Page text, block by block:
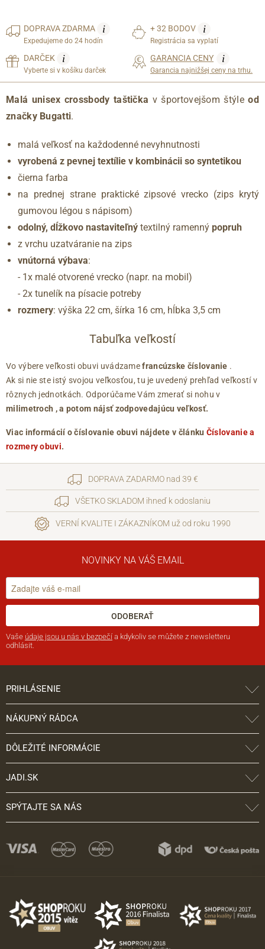
DOPRAVAZDARMA i
Expedujeme do 24 hodín
+ 32 BODOV i
Registrácia sa vyplatí
DARČEK i
Vyberte si v košíku darček
GARANCIA CENY i
Garancia najnižšej ceny na trhu.
Malá unisex crossbody taštička v športovejšom štýleod
značky Bugatti.
malá veľkosť na každodenné nevyhnutnosti
vyrobená z pevnej textílie v kombinácii so syntetikou
čierna farba
na prednej strane praktické zipsové vrecko (zips krytý
gumovou légou s nápisom)
odolný, dĺžkovo nastaviteľný textilný ramenný popruh
z vrchu uzatváranie na zips
vnútorná výbava:
- 1x malé otvorené vrecko (napr. na mobil)
- 2x tunelík na písacie potreby
rozmery: výška 22 cm, šírka 16 cm, hĺbka 3,5 cm
Tabuľka veľkostí
Vo výbere veľkosti obuvi uvádzamefrancúzske číslovanie .
Ak si nie ste istý svojou veľkosťou, tu je uvedený prehľad veľkostí v
rôznych jednotkách. Odporúčame Vám zmerať si nohu v
milimetroch , a potom nájsť zodpovedajúcu veľkosť.
Viac informácií o číslovanie obuvi nájdete v článku Číslovanie a
rozmery obuvi.
DOPRAVA ZADARMO nad 39 €
VŠETKO SKLADOM ihneď k odoslaniu
VERNÍ KVALITE I ZÁKAZNÍKOM už od roku 1990
NOVINKY NA VÁŠ EMAIL
ODOBERAŤ
Vaše údaje jsou u nás v bezpečí a kdykoliv se můžete z newsletteru
odhlásit.
PRIHLÁSENIE
NÁKUPNÝ RÁDCA
DÔLEŽITÉ INFORMÁCIE
JADI.SK
SPÝTAJTE SA NÁS